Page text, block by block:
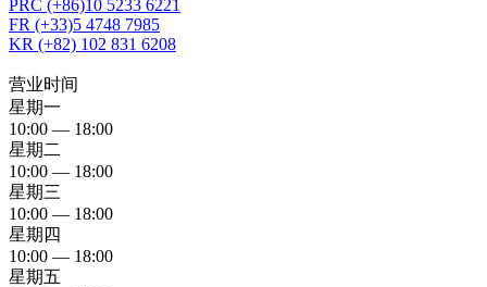
PRC (+86)10 5233 6221
FR (+33)5 4748 7985
KR (+82) 102 831 6208
营业时间
星期一
10:00 — 18:00
星期二
10:00 — 18:00
星期三
10:00 — 18:00
星期四
10:00 — 18:00
星期五